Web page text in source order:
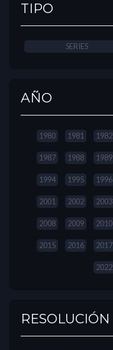
TIPO
SERIES
AÑO
1980 1981 1982
1987 1988 1989
1994 1995 1996
2001 2002 2003
2008 2009 2010
2015 2016 2017
2022
RESOLUCIÓN